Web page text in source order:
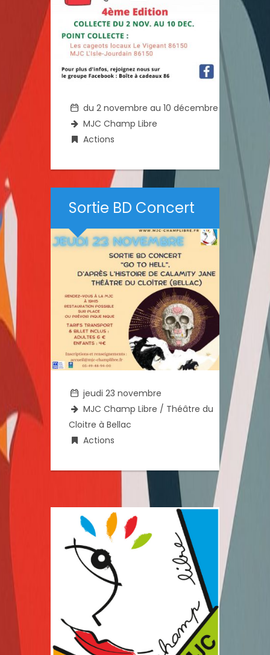
du 2 novembre au 10 décembre
MJC Champ Libre
Actions
Sortie BD Concert
jeudi 23 novembre
MJC Champ Libre / Théâtre du
Cloitre à Bellac
Actions